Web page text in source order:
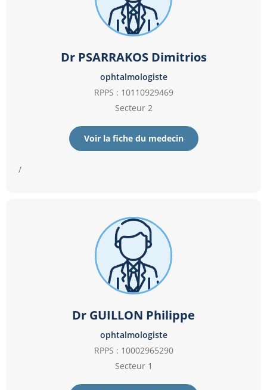
Dr PSARRAKOS Dimitrios
ophtalmologiste
RPPS : 10110929469
Secteur 2
Voir la fiche du medecin
/
Dr GUILLON Philippe
ophtalmologiste
RPPS : 10002965290
Secteur 1